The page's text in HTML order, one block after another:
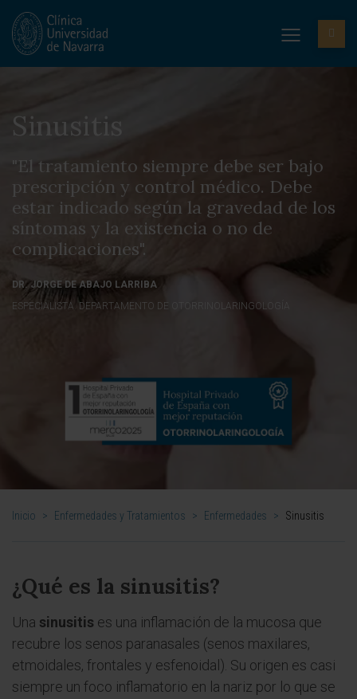
Sinusitis
"El tratamiento siempre debe ser bajo
prescripción y control médico. Debe
estar indicado según la gravedad de los
síntomas y la existencia o no de
complicaciones".
DR. JORGE DE ABAJO LARRIBA
ESPECIALISTA. DEPARTAMENTO DE OTORRINOLARINGOLOGÍA
Inicio > Enfermedades y Tratamientos > Enfermedades > Sinusitis
¿Qué es la sinusitis?
Una sinusitis es una inflamación de la mucosa que
recubre los senos paranasales (senos maxilares,
etmoidales, frontales y esfenoidal). Su origen es casi
siempre un foco inflamatorio en la nariz por lo que se